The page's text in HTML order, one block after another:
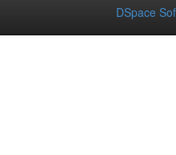
DSpace